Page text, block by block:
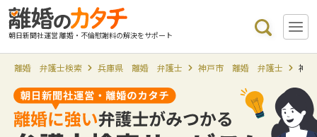
朝日新聞社運営 離婚・不倫慰謝料の解決をサポート
離婚 弁護士検索 兵庫県 離婚 弁護士 神戸市 離婚 弁護士 神